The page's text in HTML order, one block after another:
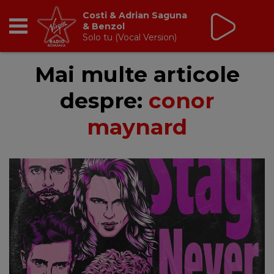
RADIO
BREAKFAST
CÂȘTIGĂ
HOT 30
DANCEFLOOR CHART
RADIO ACADEMY
Costi & Adrian Saguna
& Benzol
Solo tu (Vocal Version)
Mai multe articole
despre: conor
maynard